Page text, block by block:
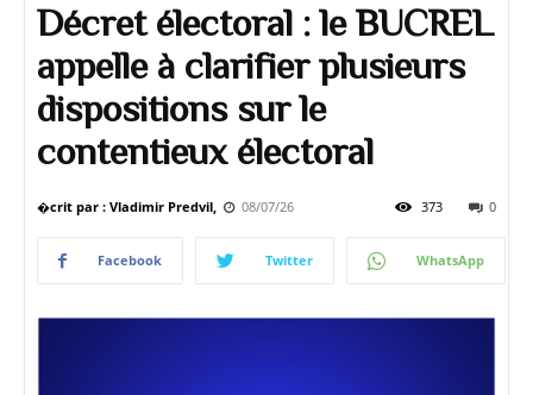
Décret électoral : le BUCREL
appelle à clarifier plusieurs
dispositions sur le
contentieux électoral
�crit par : Vladimir Predvil, 08/07/26 0
373
Facebook Twitter WhatsApp